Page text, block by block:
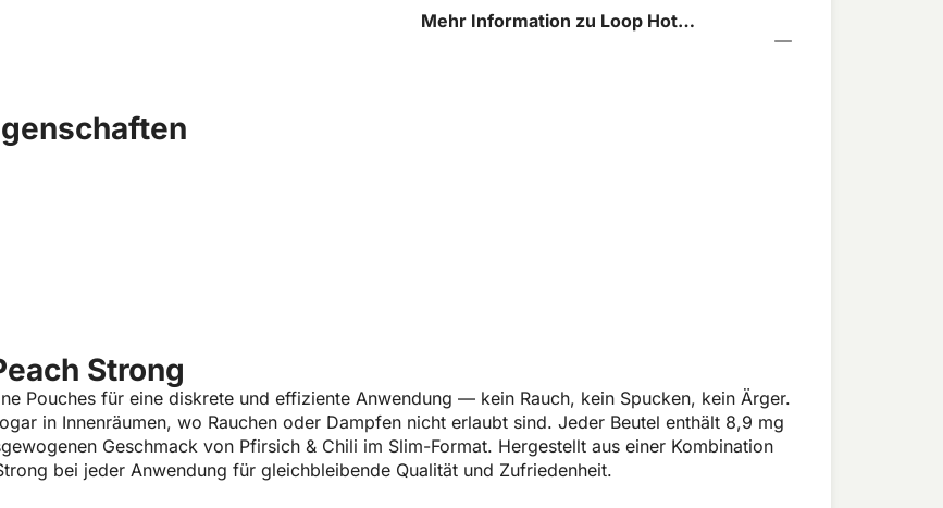
Mehr Information zu Loop Hot
Strong
Pouches für eine diskrete und effiziente Anwendung — kein Rauch, kein Spucken, kein Ärger.
in Innenräumen, wo Rauchen oder Dampfen nicht erlaubt sind. Jeder Beutel enthält 8,9 mg
Geschmack von Pfirsich & Chili im Slim-Format. Hergestellt aus einer Kombination
bei jeder Anwendung für gleichbleibende Qualität und Zufriedenheit.